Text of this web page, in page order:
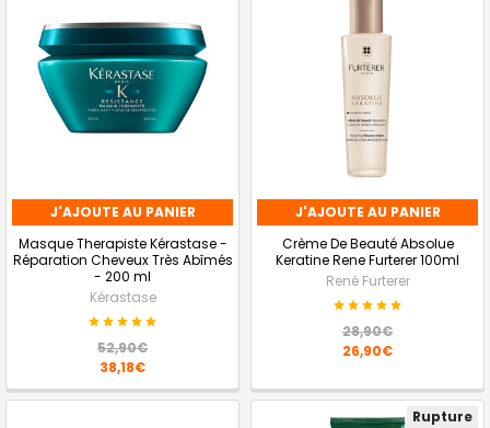
J'AJOUTE AU PANIER
Masque Therapiste Kérastase -
Réparation Cheveux Très Abîmés
- 200 ml
Kérastase
52,90€
38,18€
J'AJOUTE AU PANIER
Crème De Beauté Absolue
Keratine Rene Furterer 100ml
René Furterer
28,90€
26,90€
Rupture